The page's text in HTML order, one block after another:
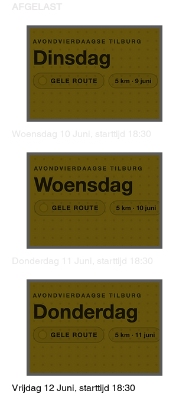
AFGELAST
Woensdag 10 Juni, starttijd 18:30
Donderdag 11 Juni, starttijd 18:30
Vrijdag 12 Juni, starttijd 18:30